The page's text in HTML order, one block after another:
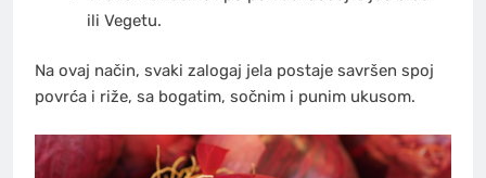
ili Vegetu.
Na ovaj način, svaki zalogaj jela postaje savršen spoj
povrća i riže, sa bogatim, sočnim i punim ukusom.